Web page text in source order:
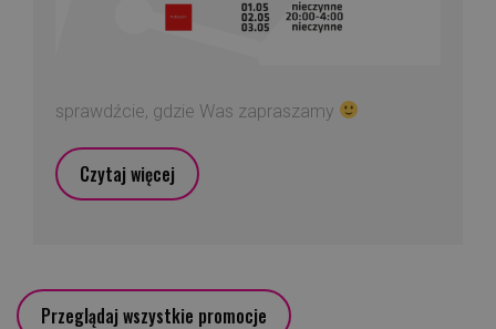
sprawdźcie, gdzie Was zapraszamy
Czytaj więcej
Przeglądaj wszystkie promocje